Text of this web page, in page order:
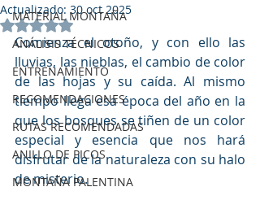
MATERIAL MONTAÑA
ANÁLISIS TÉCNICOS
ENTRENAMIENTO
RECOMENDACIONES
RUTAS RECOMENDADAS
ANILLO DE PICOS
MONTAÑA PALENTINA
Actualizado: 30 oct 2025
Obtuvo NaN de 5 estrellas.
Comienza el otoño, y con ello las
lluvias, las nieblas, el cambio de color
de las hojas y su caída. Al mismo
tiempo llega esa época del año en la
que los bosques se tiñen de un color
especial y esencia que nos hará
disfrutar de la naturaleza con su halo
de misterio.